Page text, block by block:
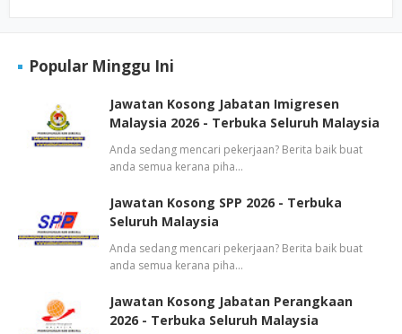
Popular Minggu Ini
Jawatan Kosong Jabatan Imigresen
Malaysia 2026 - Terbuka Seluruh Malaysia
Anda sedang mencari pekerjaan? Berita baik buat
anda semua kerana piha…
Jawatan Kosong SPP 2026 - Terbuka
Seluruh Malaysia
Anda sedang mencari pekerjaan? Berita baik buat
anda semua kerana piha…
Jawatan Kosong Jabatan Perangkaan
2026 - Terbuka Seluruh Malaysia